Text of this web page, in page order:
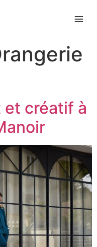
et créatif à